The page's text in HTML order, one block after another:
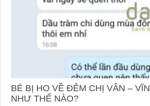
BÉ BỊ HO VỀ ĐÊM CHỊ VÂN –
NHƯ THẾ NÀO?